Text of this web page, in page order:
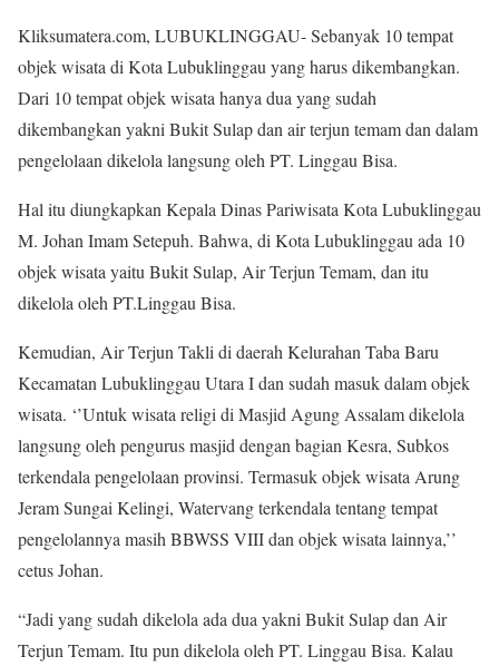
Kliksumatera.com, LUBUKLINGGAU- Sebanyak 10 tempat
objek wisata di Kota Lubuklinggau yang harus dikembangkan.
Dari 10 tempat objek wisata hanya dua yang sudah
dikembangkan yakni Bukit Sulap dan air terjun temam dan dalam
pengelolaan dikelola langsung oleh PT. Linggau Bisa.
Hal itu diungkapkan Kepala Dinas Pariwisata Kota Lubuklinggau
M. Johan Imam Setepuh. Bahwa, di Kota Lubuklinggau ada 10
objek wisata yaitu Bukit Sulap, Air Terjun Temam, dan itu
dikelola oleh PT.Linggau Bisa.
Kemudian, Air Terjun Takli di daerah Kelurahan Taba Baru
Kecamatan Lubuklinggau Utara I dan sudah masuk dalam objek
wisata. ‘’Untuk wisata religi di Masjid Agung Assalam dikelola
langsung oleh pengurus masjid dengan bagian Kesra, Subkos
terkendala pengelolaan provinsi. Termasuk objek wisata Arung
Jeram Sungai Kelingi, Watervang terkendala tentang tempat
pengelolannya masih BBWSS VIII dan objek wisata lainnya,’’
cetus Johan.
“Jadi yang sudah dikelola ada dua yakni Bukit Sulap dan Air
Terjun Temam. Itu pun dikelola oleh PT. Linggau Bisa. Kalau